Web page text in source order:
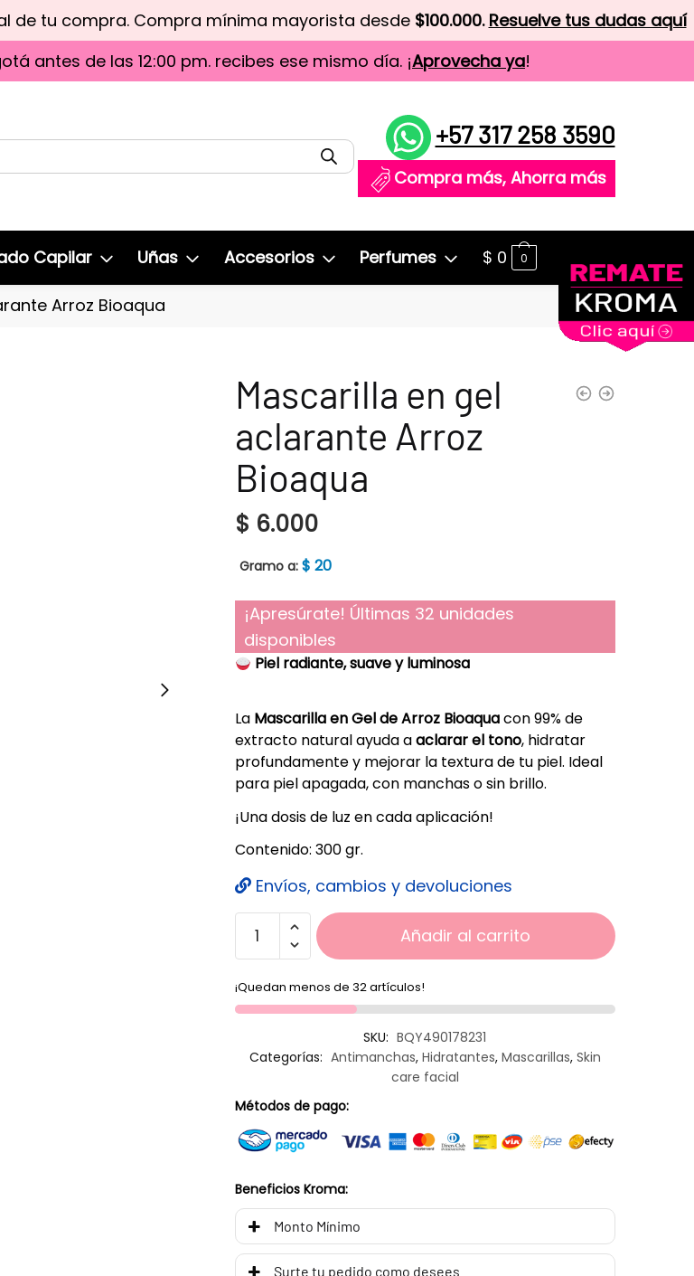
de tu compra. Compra mínima mayorista desde $100.000. Resuelve tus dudas aquí
antes de las 12:00 pm. recibes ese mismo día. ¡Aprovecha ya!
+57 317 258 3590
Compra más, Ahorra más
Capilar Uñas Accesorios Perfumes $ 0 0
Arroz Bioaqua
Mascarilla en gel
aclarante Arroz
Bioaqua
$ 6.000
Gramo a: $ 20
¡Apresúrate! Últimas 32 unidades
disponibles
Piel radiante, suave y luminosa
La Mascarilla en Gel de Arroz Bioaquacon 99% de
extracto natural ayuda aaclarar el tono, hidratar
profundamente y mejorar la textura de tu piel. Ideal
para piel apagada, con manchas o sin brillo.
¡Una dosis de luz en cada aplicación!
Contenido: 300 gr.
Envíos, cambios y devoluciones
Añadir al carrito
¡Quedan menos de 32 artículos!
SKU: BQY490178231
Categorías: Antimanchas, Hidratantes, Mascarillas, Skin
care facial
Métodos de pago:
Beneficios Kroma:
Monto Mínimo
Surte tu pedido como desees